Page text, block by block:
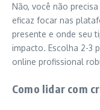
Não, você não
eficaz focar nas
presente e onde seu
impacto. Escolha 2-3
online profissional
Como lidar com